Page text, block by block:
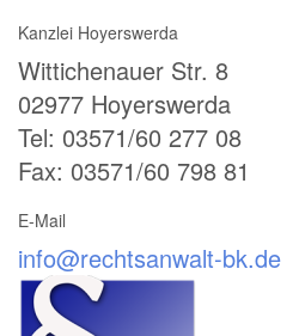
Kanzlei Hoyerswerda
Wittichenauer Str. 8
02977 Hoyerswerda
Tel: 03571/60 277 08
Fax: 03571/60 798 81
E-Mail
info@rechtsanwalt-bk.de